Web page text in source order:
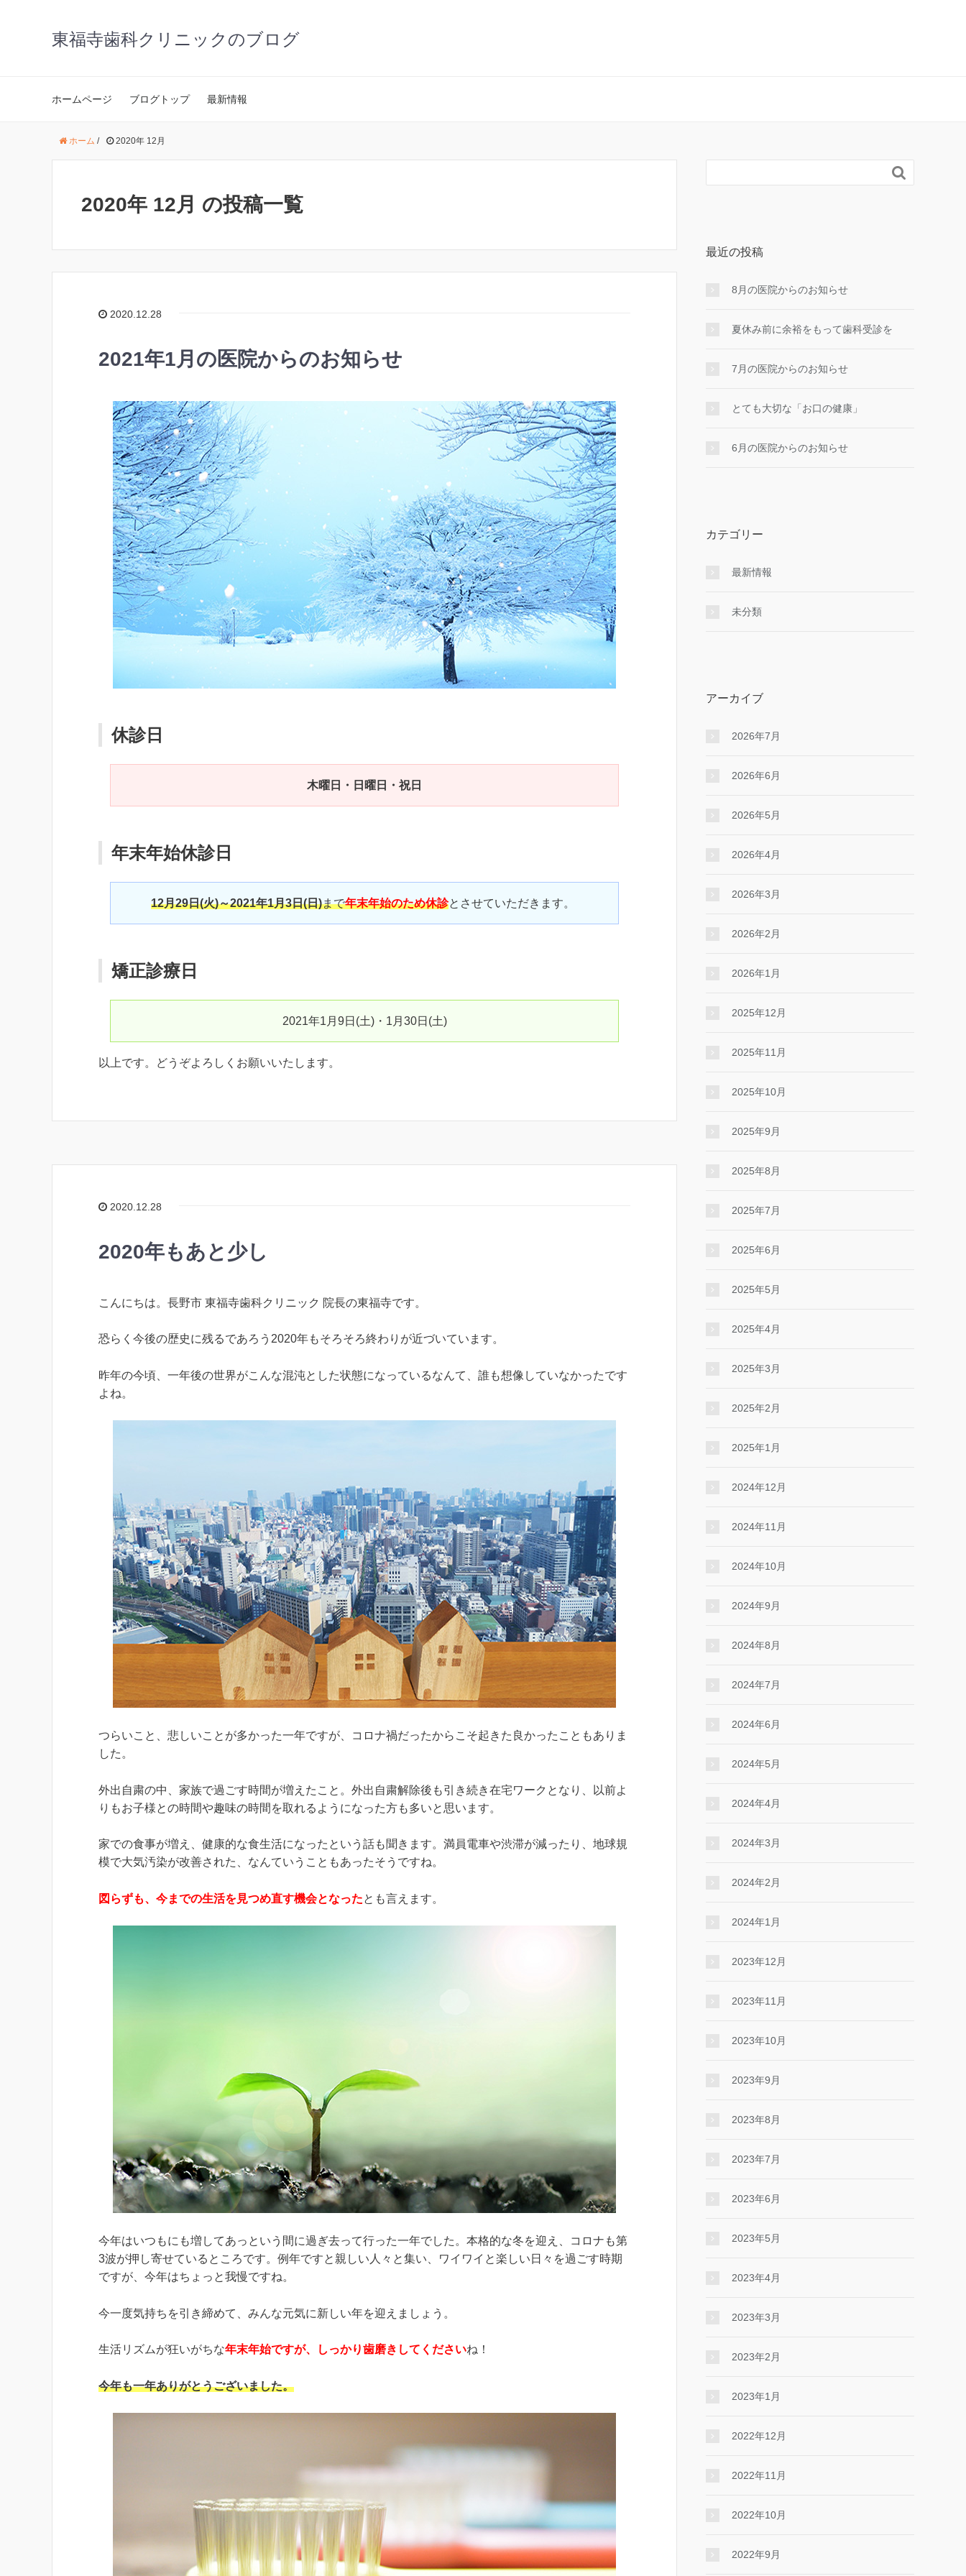
東福寺歯科クリニックのブログ
ホームページ ブログトップ 最新情報
ホーム / 2020年 12月
2020年 12月 の投稿一覧
2020.12.28
2021年1月の医院からのお知らせ
休診日
木曜日・日曜日・祝日
年末年始休診日
12月29日(火)～2021年1月3日(日)まで年末年始のため休診とさせていただきます。
矯正診療日
2021年1月9日(土)・1月30日(土)
以上です。どうぞよろしくお願いいたします。
2020.12.28
2020年もあと少し
こんにちは。長野市 東福寺歯科クリニック 院長の東福寺です。
恐らく今後の歴史に残るであろう2020年もそろそろ終わりが近づいています。
昨年の今頃、一年後の世界がこんな混沌とした状態になっているなんて、誰も想像していなかったです
よね。
つらいこと、悲しいことが多かった一年ですが、コロナ禍だったからこそ起きた良かったこともありま
した。
外出自粛の中、家族で過ごす時間が増えたこと。外出自粛解除後も引き続き在宅ワークとなり、以前よ
りもお子様との時間や趣味の時間を取れるようになった方も多いと思います。
家での食事が増え、健康的な食生活になったという話も聞きます。満員電車や渋滞が減ったり、地球規
模で大気汚染が改善された、なんていうこともあったそうですね。
図らずも、今までの生活を見つめ直す機会となったとも言えます。
今年はいつもにも増してあっという間に過ぎ去って行った一年でした。本格的な冬を迎え、コロナも第
3波が押し寄せているところです。例年ですと親しい人々と集い、ワイワイと楽しい日々を過ごす時期
ですが、今年はちょっと我慢ですね。
今一度気持ちを引き締めて、みんな元気に新しい年を迎えましょう。
生活リズムが狂いがちな年末年始ですが、しっかり歯磨きしてくださいね！
今年も一年ありがとうございました。

最近の投稿
8月の医院からのお知らせ
夏休み前に余裕をもって歯科受診を
7月の医院からのお知らせ
とても大切な「お口の健康」
6月の医院からのお知らせ
カテゴリー
最新情報
未分類
アーカイブ
2026年7月
2026年6月
2026年5月
2026年4月
2026年3月
2026年2月
2026年1月
2025年12月
2025年11月
2025年10月
2025年9月
2025年8月
2025年7月
2025年6月
2025年5月
2025年4月
2025年3月
2025年2月
2025年1月
2024年12月
2024年11月
2024年10月
2024年9月
2024年8月
2024年7月
2024年6月
2024年5月
2024年4月
2024年3月
2024年2月
2024年1月
2023年12月
2023年11月
2023年10月
2023年9月
2023年8月
2023年7月
2023年6月
2023年5月
2023年4月
2023年3月
2023年2月
2023年1月
2022年12月
2022年11月
2022年10月
2022年9月